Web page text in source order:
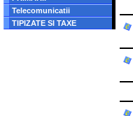
Telecomunicatii
TIPIZATE SI TAXE